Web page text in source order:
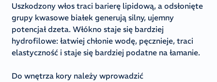
Uszkodzony włos traci barierę lipidową, a odsłonięte
grupy kwasowe białek generują silny, ujemny
potencjał dzeta. Włókno staje się bardziej
hydrofilowe: łatwiej chłonie wodę, pęcznieje, traci
elastyczność i staje się bardziej podatne na łamanie.
Do wnętrza kory należy wprowadzić